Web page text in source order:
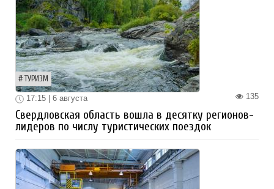
ТУРИЗМ
135
17:15 | 6 августа
Свердловская область вошла в десятку регионов-
лидеров по числу туристических поездок